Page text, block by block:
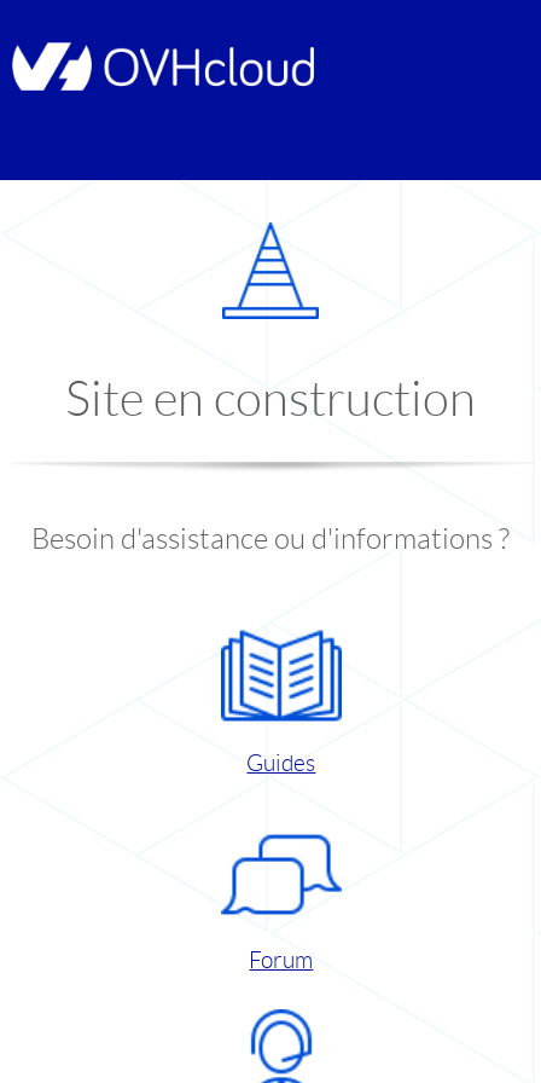
Site en construction
Besoin d'assistance ou d'informations ?
Guides
Forum